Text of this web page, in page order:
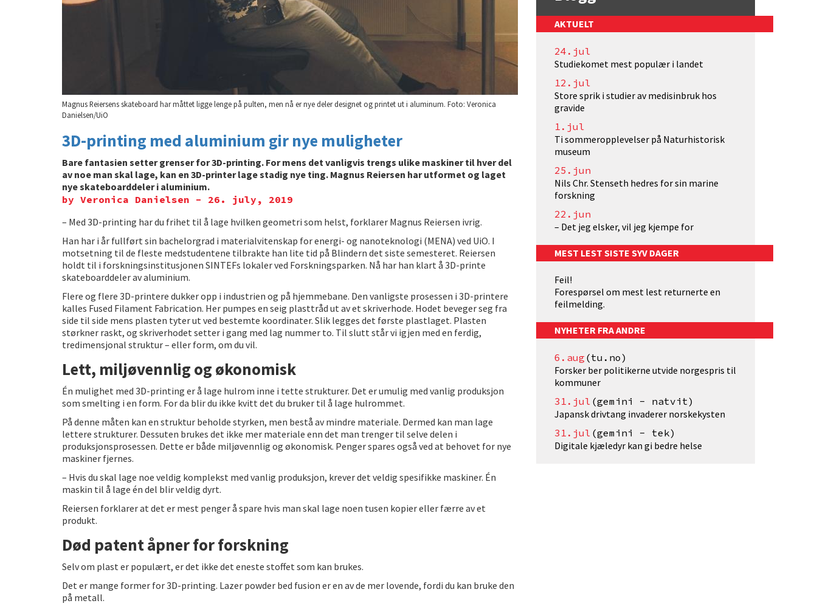
Magnus Reiersens skateboard har måttet ligge lenge på pulten, men nå er nye deler designet og printet ut i aluminum. Foto: Veronica
Danielsen/UiO
3D-printing med aluminium gir nye muligheter
Bare fantasien setter grenser for 3D-printing. For mens det vanligvis trengs ulike maskiner til hver del
av noe man skal lage, kan en 3D-printer lage stadig nye ting. Magnus Reiersen har utformet og laget
nye skateboarddeler i aluminium.
by Veronica Danielsen - 26. july, 2019
– Med 3D-printing har du frihet til å lage hvilken geometri som helst, forklarer Magnus Reiersen ivrig.
Han har i år fullført sin bachelorgrad i materialvitenskap for energi- og nanoteknologi (MENA) ved UiO. I
motsetning til de fleste medstudentene tilbrakte han lite tid på Blindern det siste semesteret. Reiersen
holdt til i forskningsinstitusjonen SINTEFs lokaler ved Forskningsparken. Nå har han klart å 3D-printe
skateboarddeler av aluminium.
Flere og flere 3D-printere dukker opp i industrien og på hjemmebane. Den vanligste prosessen i 3D-printere
kalles Fused Filament Fabrication. Her pumpes en seig plasttråd ut av et skriverhode. Hodet beveger seg fra
side til side mens plasten tyter ut ved bestemte koordinater. Slik legges det første plastlaget. Plasten
størkner raskt, og skriverhodet setter i gang med lag nummer to. Til slutt står vi igjen med en ferdig,
tredimensjonal struktur – eller form, om du vil.
Lett, miljøvennlig og økonomisk
Én mulighet med 3D-printing er å lage hulrom inne i tette strukturer. Det er umulig med vanlig produksjon
som smelting i en form. For da blir du ikke kvitt det du bruker til å lage hulrommet.
På denne måten kan en struktur beholde styrken, men bestå av mindre materiale. Dermed kan man lage
lettere strukturer. Dessuten brukes det ikke mer materiale enn det man trenger til selve delen i
produksjonsprosessen. Dette er både miljøvennlig og økonomisk. Penger spares også ved at behovet for nye
maskiner fjernes.
– Hvis du skal lage noe veldig komplekst med vanlig produksjon, krever det veldig spesifikke maskiner. Én
maskin til å lage én del blir veldig dyrt.
Reiersen forklarer at det er mest penger å spare hvis man skal lage noen tusen kopier eller færre av et
produkt.
Død patent åpner for forskning
Selv om plast er populært, er det ikke det eneste stoffet som kan brukes.
Det er mange former for 3D-printing. Lazer powder bed fusion er en av de mer lovende, fordi du kan bruke den
på metall.
AKTUELT
24.jul
Studiekomet mest populær i landet
12.jul
Store sprik i studier av medisinbruk hos
gravide
1.jul
Ti sommeropplevelser på Naturhistorisk
museum
25.jun
Nils Chr. Stenseth hedres for sin marine
forskning
22.jun
– Det jeg elsker, vil jeg kjempe for
MEST LEST SISTE SYV DAGER
Feil!
Forespørsel om mest lest returnerte en
feilmelding.
NYHETER FRA ANDRE
6.aug (tu.no)
Forsker ber politikerne utvide norgespris til
kommuner
31.jul (gemini - natvit)
Japansk drivtang invaderer norskekysten
31.jul (gemini - tek)
Digitale kjæledyr kan gi bedre helse